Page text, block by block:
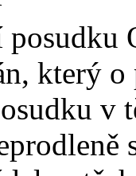
který o
v